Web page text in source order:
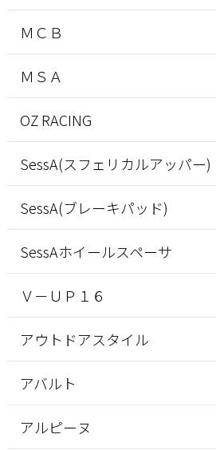
ＭＣＢ
ＭＳＡ
OZ RACING
SessA(スフェリカルアッパー)
SessA(ブレーキパッド)
SessAホイールスペーサ
Ｖ－ＵＰ１６
アウトドアスタイル
アバルト
アルピーヌ